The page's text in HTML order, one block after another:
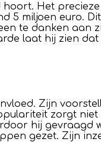
Het
5 miljoen euro.
te danken aan
laat hij zien
Zijn
zorgt
hij gevraagd
gezet. Zijn